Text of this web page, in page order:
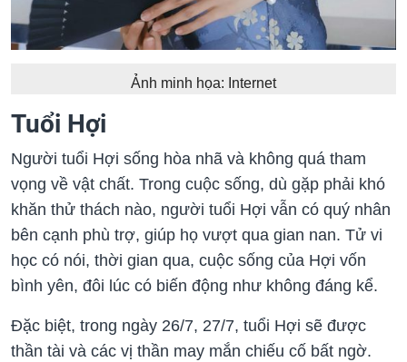
Ảnh minh họa: Internet
Tuổi Hợi
Người tuổi Hợi sống hòa nhã và không quá tham
vọng về vật chất. Trong cuộc sống, dù gặp phải khó
khăn thử thách nào, người tuổi Hợi vẫn có quý nhân
bên cạnh phù trợ, giúp họ vượt qua gian nan. Tử vi
học có nói, thời gian qua, cuộc sống của Hợi vốn
bình yên, đôi lúc có biến động như không đáng kể.
Đặc biệt, trong ngày 26/7, 27/7, tuổi Hợi sẽ được
thần tài và các vị thần may mắn chiếu cố bất ngờ.